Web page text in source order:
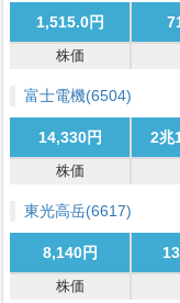
1,515.0円
株価
富士電機(6504)
14,330円 2兆
株価
東光高岳(6617)
8,140円
株価